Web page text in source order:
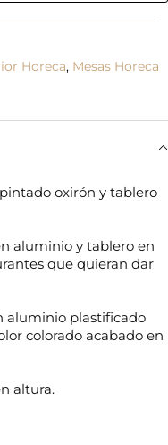
Horeca, Mesas Horeca
oxirón y tablero
aluminio y tablero en
que quieran dar
aluminio plastificado
colorado acabado en
altura.